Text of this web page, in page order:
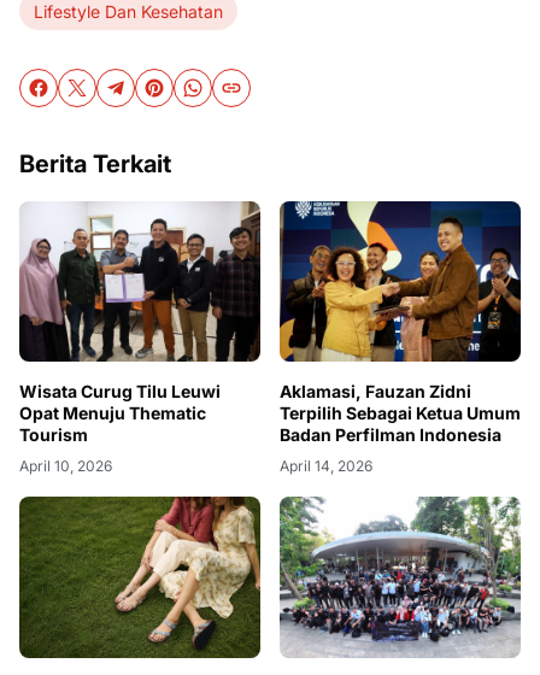
Lifestyle Dan Kesehatan
Berita Terkait
Wisata Curug Tilu Leuwi
Opat Menuju Thematic
Tourism
April 10, 2026
Aklamasi, Fauzan Zidni
Terpilih Sebagai Ketua Umum
Badan Perfilman Indonesia
April 14, 2026